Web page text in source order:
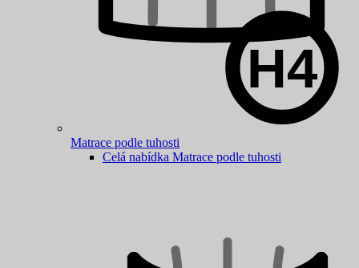
Matrace podle tuhosti
Celá nabídka Matrace podle tuhosti